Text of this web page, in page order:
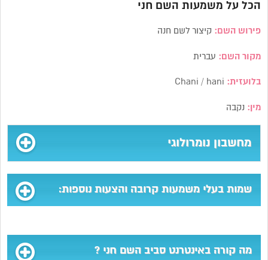
הכל על משמעות השם חני
פירוש השם:קיצור לשם חנה
מקור השם: עברית
בלועזית:
מין: נקבה
מחשבון נומרולוגי
שמות בעלי משמעות קרובה והצעות נוספות:
מה קורה באינטרנט סביב השם חני ?